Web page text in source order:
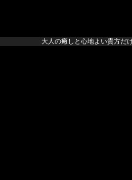
大人の癒しと心地よい貴方だけの空